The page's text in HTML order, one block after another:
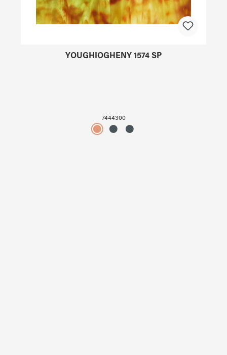
YOUGHIOGHENY 1574 SP
7444300